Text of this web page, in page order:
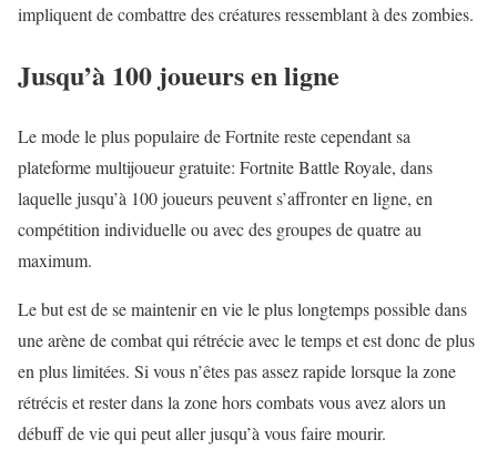
impliquent de combattre des créatures ressemblant à des zombies.
Jusqu’à 100 joueurs en ligne
Le mode le plus populaire de Fortnite reste cependant sa
plateforme multijoueur gratuite: Fortnite Battle Royale, dans
laquelle jusqu’à 100 joueurs peuvent s’affronter en ligne, en
compétition individuelle ou avec des groupes de quatre au
maximum.
Le but est de se maintenir en vie le plus longtemps possible dans
une arène de combat qui rétrécie avec le temps et est donc de plus
en plus limitées. Si vous n’êtes pas assez rapide lorsque la zone
rétrécis et rester dans la zone hors combats vous avez alors un
débuff de vie qui peut aller jusqu’à vous faire mourir.